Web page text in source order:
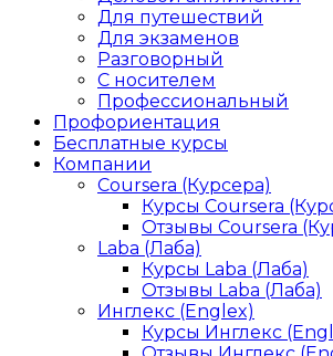
Для путешествий
Для экзаменов
Разговорный
С носителем
Профессиональный
Профориентация
Бесплатные курсы
Компании
Coursera (Курсера)
Курсы Coursera
Отзывы Coursera
Laba (Лаба)
Курсы Laba (Лаба)
Отзывы Laba (Лаба)
Инглекс (Englex)
Курсы Инглекс